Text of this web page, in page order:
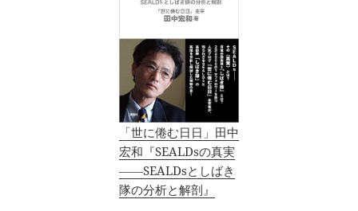
「世に倦む日日」田中
宏和『SEALDsの真実
――SEALDsとしばき
隊の分析と解剖』